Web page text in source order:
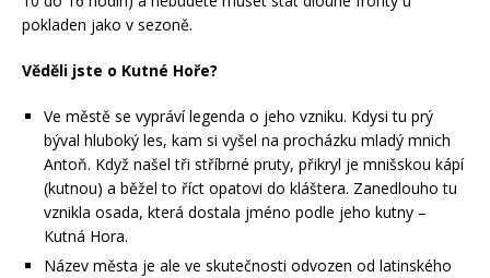
pokladen jako v sezoně.
Věděli jste o Kutné Hoře?
Ve městě se vypráví legenda o jeho vzniku. Kdysi tu prý
býval hluboký les, kam si vyšel na procházku mladý mnich
Antoň. Když našel tři stříbrné pruty, přikryl je mnišskou kápí
(kutnou) a běžel to říct opatovi do kláštera. Zanedlouho tu
vznikla osada, která dostala jméno podle jeho kutny –
Kutná Hora.
Název města je ale ve skutečnosti odvozen od latinského